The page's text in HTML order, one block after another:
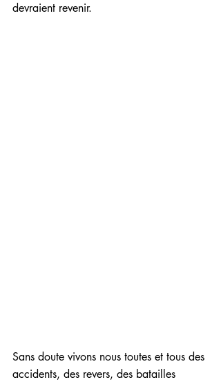
devraient revenir.
Sans doute vivons nous toutes et tous des
accidents, des revers, des batailles